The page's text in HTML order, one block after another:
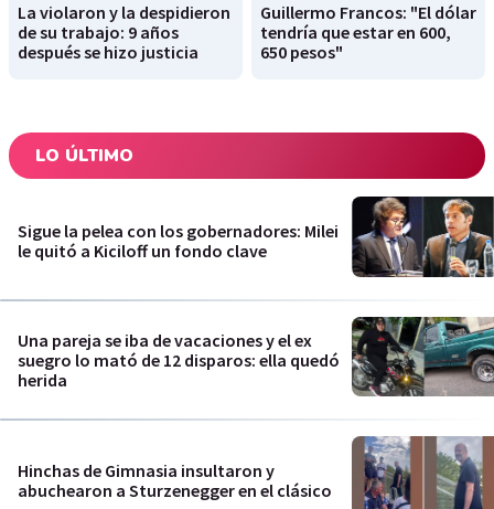
La violaron y la despidieron
de su trabajo: 9 años
después se hizo justicia
Guillermo Francos: "El dólar
tendría que estar en 600,
650 pesos"
LO ÚLTIMO
Sigue la pelea con los gobernadores: Milei
le quitó a Kiciloff un fondo clave
Una pareja se iba de vacaciones y el ex
suegro lo mató de 12 disparos: ella quedó
herida
Hinchas de Gimnasia insultaron y
abuchearon a Sturzenegger en el clásico